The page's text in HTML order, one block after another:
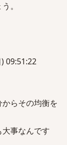
。
09:51:22
らその均衡を
事なんです